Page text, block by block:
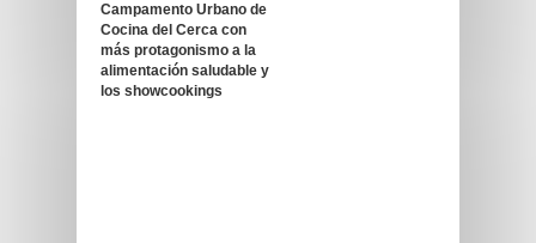
Campamento Urbano de
Cocina del Cerca con
más protagonismo a la
alimentación saludable y
los showcookings